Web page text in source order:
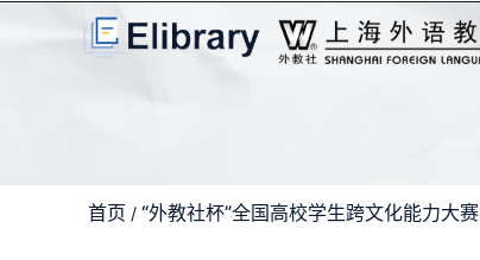
首页 / “外教社杯”全国高校学生跨文化能力大赛